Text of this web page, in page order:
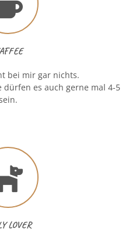
bei mir gar nichts.
dürfen es auch gerne mal 4-5
LOVER